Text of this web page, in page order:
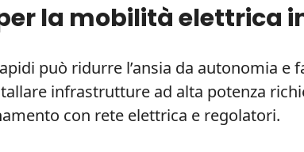
la mobilità elettrica
può ridurre l’ansia da autonomia e
infrastrutture ad alta potenza
con rete elettrica e regolatori.